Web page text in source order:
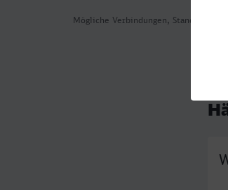
Mögliche Verbindungen, Stand: 2026-